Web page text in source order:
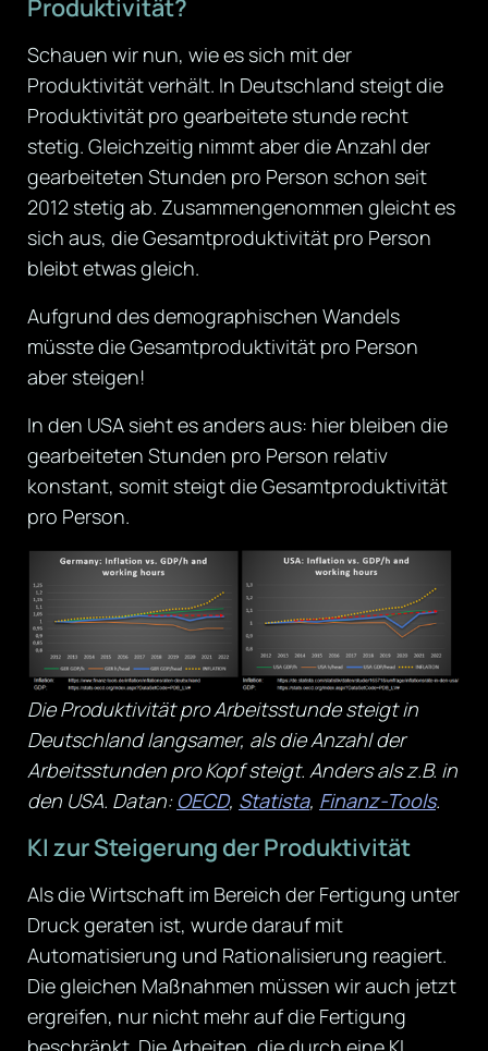
Produktivität?
Schauen wir nun, wie es sich mit der
Produktivität verhält. In Deutschland steigt die
Produktivität pro gearbeitete stunde recht
stetig. Gleichzeitig nimmt aber die Anzahl der
gearbeiteten Stunden pro Person schon seit
2012 stetig ab. Zusammengenommen gleicht es
sich aus, die Gesamtproduktivität pro Person
bleibt etwas gleich.
Aufgrund des demographischen Wandels
müsste die Gesamtproduktivität pro Person
aber steigen!
In den USA sieht es anders aus: hier bleiben die
gearbeiteten Stunden pro Person relativ
konstant, somit steigt die Gesamtproduktivität
pro Person.
Die Produktivität pro Arbeitsstunde steigt in
Deutschland langsamer, als die Anzahl der
Arbeitsstunden pro Kopf steigt. Anders als z.B. in
den USA. Datan:OECD, Statista, Finanz-Tools.
KI zur Steigerung der Produktivität
Als die Wirtschaft im Bereich der Fertigung unter
Druck geraten ist, wurde darauf mit
Automatisierung und Rationalisierung reagiert.
Die gleichen Maßnahmen müssen wir auch jetzt
ergreifen, nur nicht mehr auf die Fertigung